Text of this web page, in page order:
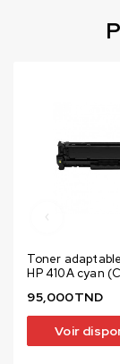
Toner
HP 410A cyan
95,000TND
Voir